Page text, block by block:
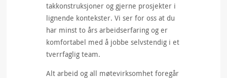
takkonstruksjoner og gjerne prosjekter i
lignende kontekster. Vi ser for oss at du
har minst to års arbeidserfaring og er
komfortabel med å jobbe selvstendig i et
tverrfaglig team.
Alt arbeid og all møtevirksomhet foregår